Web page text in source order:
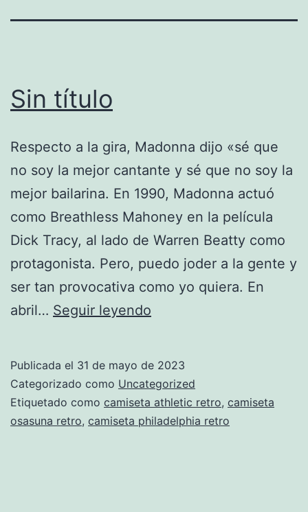
Sin título
Respecto a la gira, Madonna dijo «sé que
no soy la mejor cantante y sé que no soy la
mejor bailarina. En 1990, Madonna actuó
como Breathless Mahoney en la película
Dick Tracy, al lado de Warren Beatty como
protagonista. Pero, puedo joder a la gente y
ser tan provocativa como yo quiera. En
abril… Seguir leyendo
Publicada el 31 de mayo de 2023
Categorizado como Uncategorized
Etiquetado como camiseta athletic retro, camiseta
osasuna retro, camiseta philadelphia retro